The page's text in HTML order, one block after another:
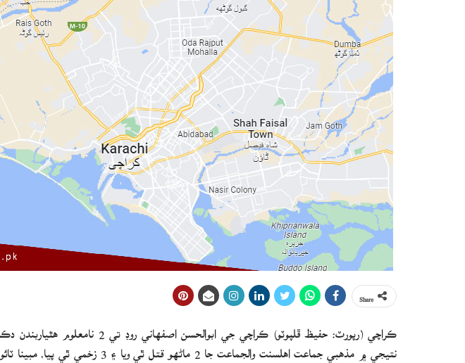
ڪراچي (رپورٽ: حفيظ ڦلپوٽو) ڪراچي جي
نتيجي ۾ مذهبي جماعت اھلسنت والجماعت جا 2